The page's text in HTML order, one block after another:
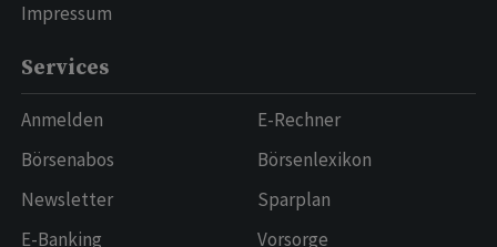
Impressum
Services
Anmelden
Börsenabos
Newsletter
E-Banking
E-Rechner
Börsenlexikon
Sparplan
Vorsorge